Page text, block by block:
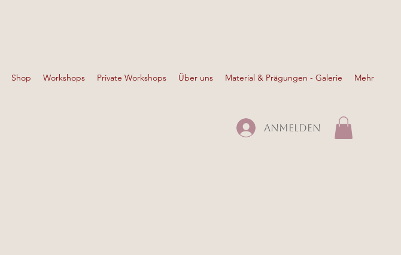
Shop Workshops Private Workshops Über uns Material & Prägungen - Galerie Mehr
Anmelden